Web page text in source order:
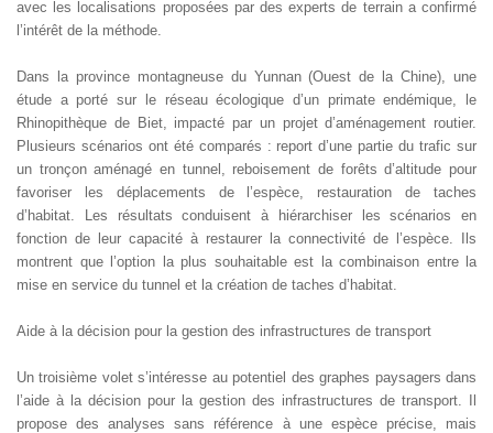
avec les localisations proposées par des experts de terrain a confirmé
l’intérêt de la méthode.
Dans la province montagneuse du Yunnan (Ouest de la Chine), une
étude a porté sur le réseau écologique d’un primate endémique, le
Rhinopithèque de Biet, impacté par un projet d’aménagement routier.
Plusieurs scénarios ont été comparés : report d’une partie du trafic sur
un tronçon aménagé en tunnel, reboisement de forêts d’altitude pour
favoriser les déplacements de l’espèce, restauration de taches
d’habitat. Les résultats conduisent à hiérarchiser les scénarios en
fonction de leur capacité à restaurer la connectivité de l’espèce. Ils
montrent que l’option la plus souhaitable est la combinaison entre la
mise en service du tunnel et la création de taches d’habitat.
Aide à la décision pour la gestion des infrastructures de transport
Un troisième volet s’intéresse au potentiel des graphes paysagers dans
l’aide à la décision pour la gestion des infrastructures de transport. Il
propose des analyses sans référence à une espèce précise, mais